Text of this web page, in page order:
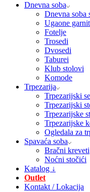
Dnevna soba
Dnevna soba
Ugaone
Fotelje
Trosedi
Dvosedi
Taburei
Klub stolovi
Komode
Trpezarija
Trpezarijski
Trpezarijski
Trpezarijske
Trpezarijske
Ogledala za
Spavaća soba
Bračni kreveti
Noćni stočići
Katalog ↓
Outlet
Kontakt / Lokacija